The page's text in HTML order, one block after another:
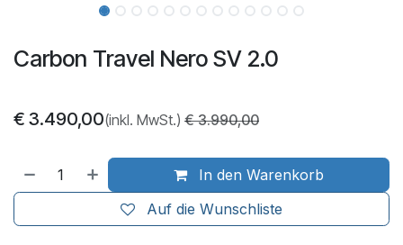
Carbon Travel Nero SV 2.0
€ 3.490,00(inkl. MwSt.) €3.990,00
In den Warenkorb
Auf die Wunschliste